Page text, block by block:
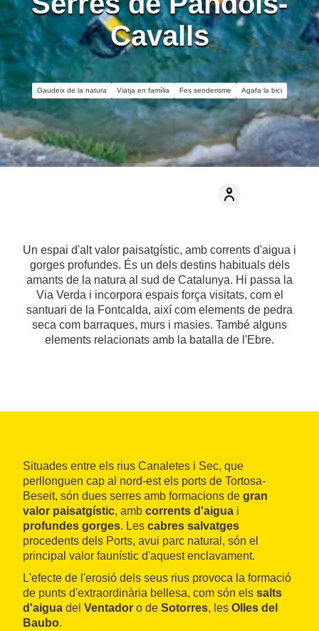
Cavalls
Gaudeix de la natura Viatja en família Fes senderisme Agafa la bici
Un espai d'alt valor paisatgístic, amb corrents d'aigua i
gorges profundes. És un dels destins habituals dels
amants de la natura al sud de Catalunya. Hi passa la
Via Verda i incorpora espais força visitats, com el
santuari de la Fontcalda, així com elements de pedra
seca com barraques, murs i masies. També alguns
elements relacionats amb la batalla de l'Ebre.
Situades entre els rius Canaletes i Sec, que
perllonguen cap al nord-est els ports de Tortosa-
Beseit, són dues serres amb formacions de gran
valor paisatgístic, amb corrents d'aigua i
profundes gorges. Les cabres salvatges
procedents dels Ports, avui parc natural, són el
principal valor faunístic d'aquest enclavament.
L'efecte de l'erosió dels seus rius provoca la formació
de punts d'extraordinària bellesa, com són els salts
d'aigua del Ventador o de Sotorres, les Olles del
Baubo.